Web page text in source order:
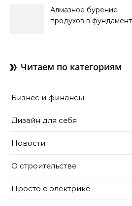
Алмазное бурение
продухов в
Читаем по категориям
Бизнес и финансы
Дизайн для себя
Новости
О строительстве
Просто о электрике